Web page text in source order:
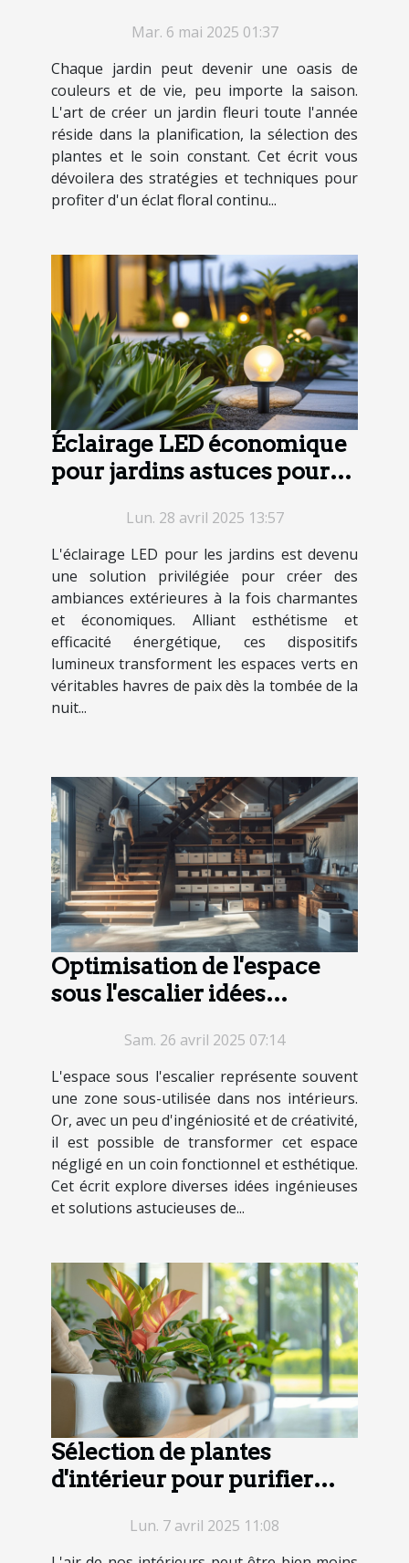
Mar. 6 mai 2025 01:37
Chaque jardin peut devenir une oasis de
couleurs et de vie, peu importe la saison.
L'art de créer un jardin fleuri toute l'année
réside dans la planification, la sélection des
plantes et le soin constant. Cet écrit vous
dévoilera des stratégies et techniques pour
profiter d'un éclat floral continu...
Éclairage LED économique
pour jardins astuces pour
Lun. 28 avril 2025 13:57
L'éclairage LED pour les jardins est devenu
une solution privilégiée pour créer des
ambiances extérieures à la fois charmantes
et économiques. Alliant esthétisme et
efficacité énergétique, ces dispositifs
lumineux transforment les espaces verts en
véritables havres de paix dès la tombée de la
nuit...
Optimisation de l'espace
sous l'escalier idées
rangementSam. 26 avril 2025 07:14
L'espace sous l'escalier représente souvent
une zone sous-utilisée dans nos intérieurs.
Or, avec un peu d'ingéniosité et de créativité,
il est possible de transformer cet espace
négligé en un coin fonctionnel et esthétique.
Cet écrit explore diverses idées ingénieuses
et solutions astucieuses de...
Sélection de plantes
d'intérieur pour purifier
Lun. 7 avril 2025 11:08